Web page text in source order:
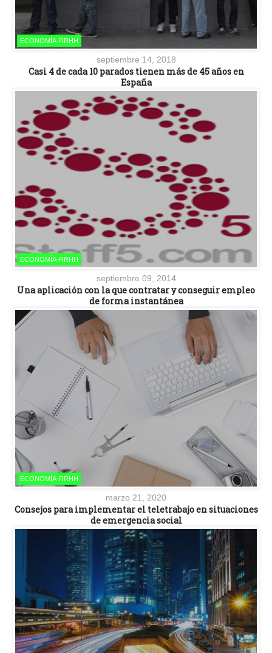
ECONOMÍA-RRHH
septiembre 14, 2018
Casi 4 de cada 10 parados tienen más de 45 años en
España
ECONOMÍA-RRHH
septiembre 09, 2014
Una aplicación con la que contratar y conseguir empleo
de forma instantánea
ECONOMÍA-RRHH
marzo 21, 2020
Consejos para implementar el teletrabajo en situaciones
de emergencia social